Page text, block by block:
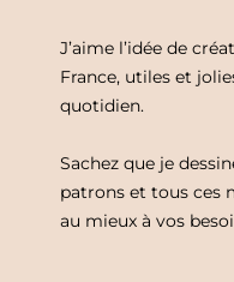
J’aime l’idée de
France, utiles et
quotidien.
Sachez que je
patrons et tous ces
au mieux à vos